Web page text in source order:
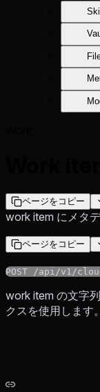
ページをコピー
work item にメタ
ページをコピー
POST /api/v1/
work item の文字
クスを使用します